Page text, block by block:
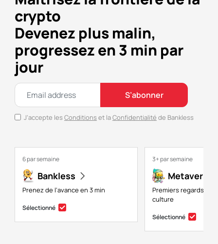
crypto
Devenez plus malin,
progressez en 3 min par
jour
S’abonner
J’accepte les Conditions et laConfidentialité de Bankless
6 par semaine
Bankless
Prenez de l’avance en 3 min
Sélectionné
3+ par semaine
Metaversal
Premiers regards sur
culture
Sélectionné